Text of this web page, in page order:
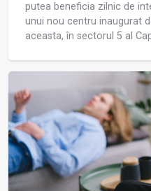
putea beneficia zilnic de
unui nou centru inaugurat
aceasta, în sectorul 5 al